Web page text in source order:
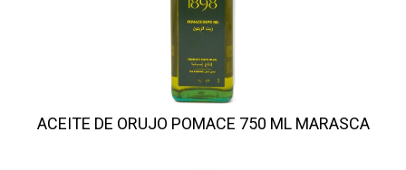
ACEITE DE ORUJO POMACE 750 ML MARASCA